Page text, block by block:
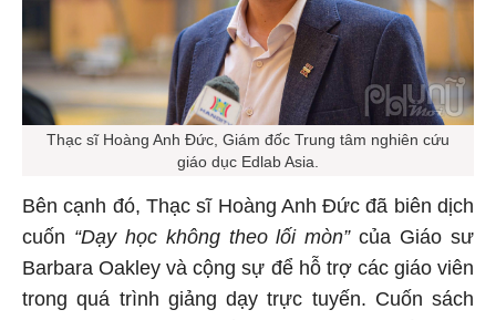
Thạc sĩ Hoàng Anh Đức, Giám đốc Trung tâm nghiên cứu
giáo dục Edlab Asia.
Bên cạnh đó, Thạc sĩ Hoàng Anh Đức đã biên dịch
cuốn “Dạy học không theo lối mòn”của Giáo sư
Barbara Oakley và cộng sự để hỗ trợ các giáo viên
trong quá trình giảng dạy trực tuyến. Cuốn sách